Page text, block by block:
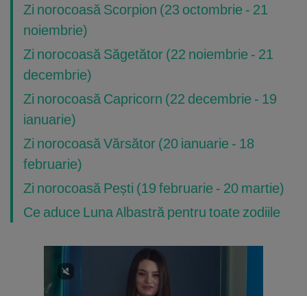
Zi norocoasă Scorpion (23 octombrie - 21
noiembrie)
Zi norocoasă Săgetător (22 noiembrie - 21
decembrie)
Zi norocoasă Capricorn (22 decembrie - 19
ianuarie)
Zi norocoasă Vărsător (20 ianuarie - 18
februarie)
Zi norocoasă Pești (19 februarie - 20 martie)
Ce aduce Luna Albastră pentru toate zodiile